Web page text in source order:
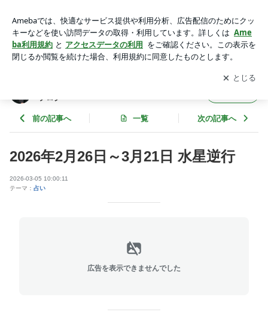
占のブログアプリをダウンロードして ブログの更新通知
を受け取りまし
ょう。
開く
ブログ
前の記事へ 一覧 次の記事へ
2026年2月26日～3月21日 水星逆行
2026-03-05 10:00:11
テーマ： 占い
広告を表示できませんでした